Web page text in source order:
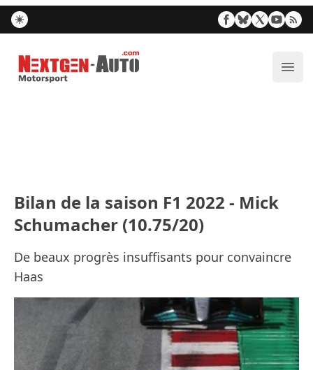
Nextgen-Auto.com
Bilan de la saison F1 2022 - Mick
Schumacher (10.75/20)
De beaux progrès insuffisants pour convaincre
Haas